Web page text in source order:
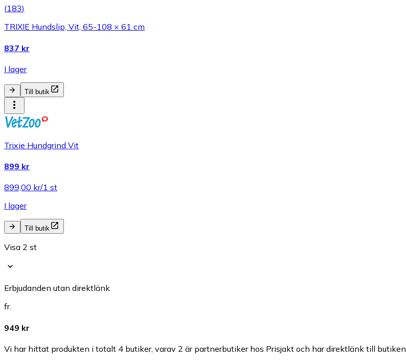
(183)
TRIXIE Hundslip, Vit, 65-108 × 61 cm
837 kr
I lager
Till butik
Trixie Hundgrind Vit
899 kr
899,00 kr/1 st
I lager
Till butik
Visa 2 st
Erbjudanden utan direktlänk
fr.
949 kr
Vi har hittat produkten i totalt 4 butiker, varav 2 är partnerbutiker hos Prisjakt och har direktlänk till butiken.